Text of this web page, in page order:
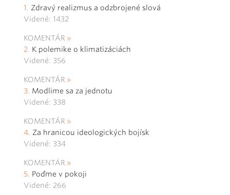
Zdravý realizmus a odzbrojené slová
Videné: 1432
KOMENTÁR
K polemike o klimatizáciách
Videné: 356
KOMENTÁR
Modlime sa za jednotu
Videné: 338
KOMENTÁR
Za hranicou ideologických bojísk
Videné: 334
KOMENTÁR
Poďme v pokoji
Videné: 266